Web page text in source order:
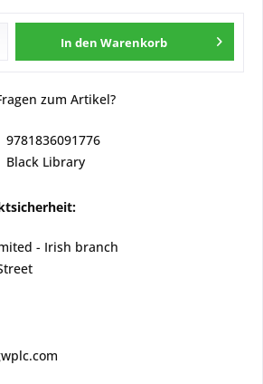
In den Warenkorb
zum Artikel?
9781836091776
Black Library
- Irish branch